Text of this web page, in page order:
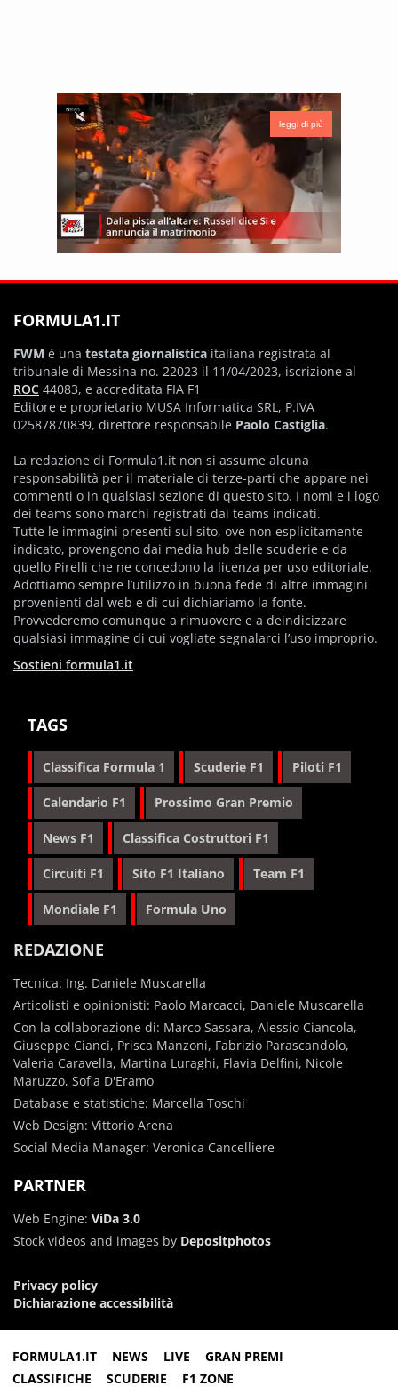
leggi di più
FORMULA1.IT
FWM è una testata giornalistica italiana registrata al
tribunale di Messina no. 22023 il 11/04/2023, iscrizione al
ROC 44083, e accreditata FIA F1
Editore e proprietario MUSA Informatica SRL, P.IVA
02587870839, direttore responsabile Paolo Castiglia.
La redazione di Formula1.it non si assume alcuna
responsabilità per il materiale di terze-parti che appare nei
commenti o in qualsiasi sezione di questo sito. I nomi e i logo
dei teams sono marchi registrati dai teams indicati.
Tutte le immagini presenti sul sito, ove non esplicitamente
indicato, provengono dai media hub delle scuderie e da
quello Pirelli che ne concedono la licenza per uso editoriale.
Adottiamo sempre l’utilizzo in buona fede di altre immagini
provenienti dal web e di cui dichiariamo la fonte.
Provvederemo comunque a rimuovere e a deindicizzare
qualsiasi immagine di cui vogliate segnalarci l’uso improprio.
Sostieni formula1.it
TAGS
Classifica Formula 1 Scuderie F1 Piloti F1
Calendario F1 Prossimo Gran Premio
News F1 Classifica Costruttori F1
Circuiti F1 Sito F1 Italiano Team F1
Mondiale F1 Formula Uno
REDAZIONE
Tecnica: Ing. Daniele Muscarella
Articolisti e opinionisti: Paolo Marcacci, Daniele Muscarella
Con la collaborazione di: Marco Sassara, Alessio Ciancola,
Giuseppe Cianci, Prisca Manzoni, Fabrizio Parascandolo,
Valeria Caravella, Martina Luraghi, Flavia Delfini, Nicole
Maruzzo, Sofia D'Eramo
Database e statistiche: Marcella Toschi
Web Design: Vittorio Arena
Social Media Manager: Veronica Cancelliere
PARTNER
Web Engine: ViDa 3.0
Stock videos and images by Depositphotos
Privacy policy
Dichiarazione accessibilità
FORMULA1.IT NEWS LIVE
GRAN PREMI
CLASSIFICHE
SCUDERIE F1 ZONE